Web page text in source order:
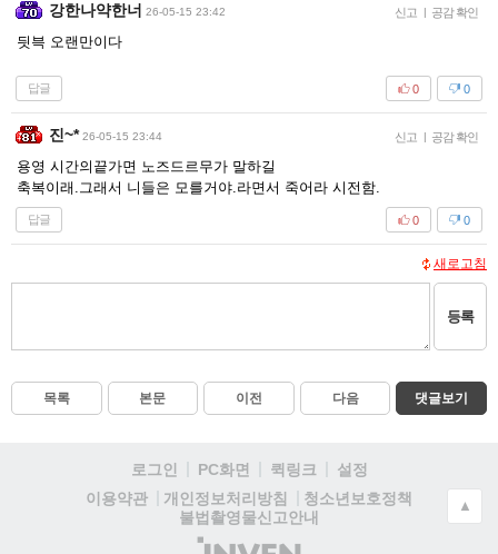
강한나약한너 26-05-15 23:42 신고 | 공감 확인
딋븍 오랜만이다
답글 0
0
진~* 26-05-15 23:44 신고 | 공감 확인
용영 시간의끝가면 노즈드르무가 말하길
축복이래.그래서 니들은 모를거야.라면서 죽어라 시전함.
답글 0
0
새로고침
등록
목록 본문 이전 다음 댓글보기
로그인 PC화면 퀵링크
설정
이용약관
개인정보처리방침
청소년보호정책
불법촬영물신고안내
(주)
▲